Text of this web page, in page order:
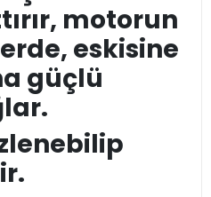
motorun
eskisine
güçlü